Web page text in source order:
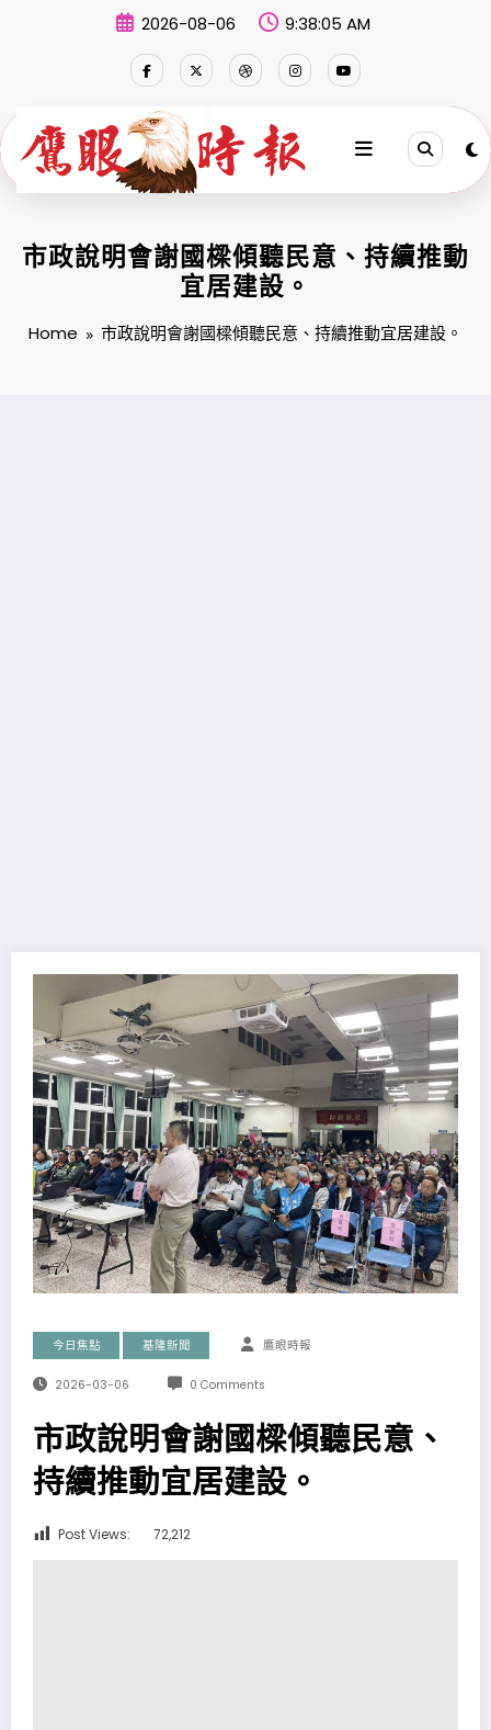
2026-08-06 9:38:06 AM
市政說明會謝國樑傾聽民意、持續推動
宜居建設。
Home 市政說明會謝國樑傾聽民意、持續推動宜居建設。
今日焦點 基隆新聞 鷹眼時報
2026-03-06 0 Comments
市政說明會謝國樑傾聽民意、
持續推動宜居建設。
Post Views: 72,212